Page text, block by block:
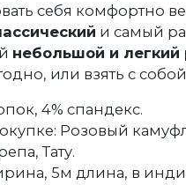
себя комфортно
и самый
небольшой и легкий
или взять с
4% спандекс.
Розовый
Тату.
5м длина, в